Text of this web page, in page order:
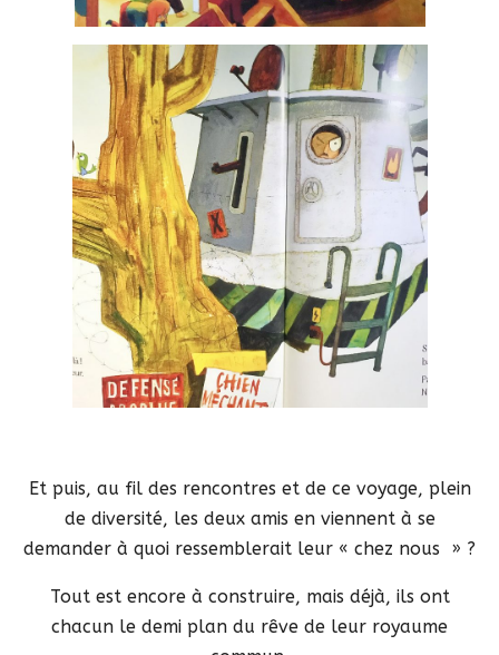
Et puis, au fil des rencontres et de ce voyage, plein
de diversité, les deux amis en viennent à se
demander à quoi ressemblerait leur « chez nous » ?
Tout est encore à construire, mais déjà, ils ont
chacun le demi plan du rêve de leur royaume